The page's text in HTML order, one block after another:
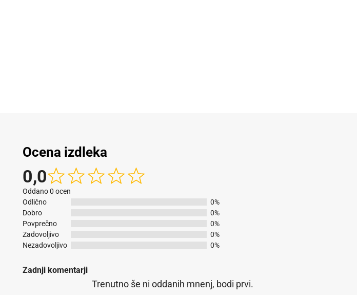
Ocena izdleka
0,0
Oddano 0 ocen
Odlično
0%
Dobro
0%
Povprečno
0%
Zadovoljivo
0%
Nezadovoljivo
0%
Zadnji komentarji
Trenutno še ni oddanih mnenj, bodi prvi.